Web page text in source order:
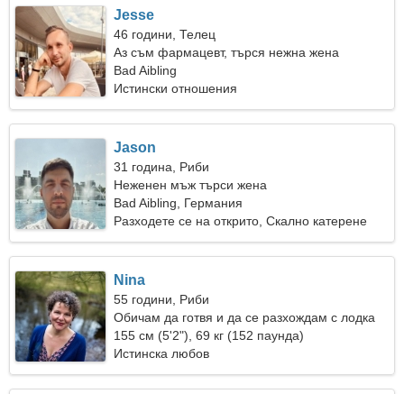
Jesse
46 години, Телец
Аз съм фармацевт, търся нежна жена
Bad Aibling
Истински отношения
Jason
31 година, Риби
Неженен мъж търси жена
Bad Aibling, Германия
Разходете се на открито, Скално катерене
Nina
55 години, Риби
Обичам да готвя и да се разхождам с лодка
155 см (5'2"), 69 кг (152 паунда)
Истинска любов